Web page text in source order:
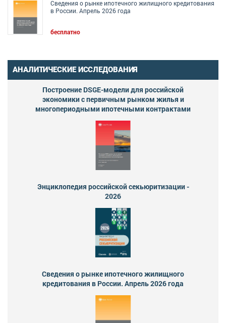
Сведения о рынке ипотечного жилищного кредитования
в России. Апрель 2026 года
бесплатно
АНАЛИТИЧЕСКИЕ ИССЛЕДОВАНИЯ
Построение DSGE-модели для российской
экономики с первичным рынком жилья и
многопериодными ипотечными контрактами
Энциклопедия российской секьюритизации -
2026
Сведения о рынке ипотечного жилищного
кредитования в России. Апрель 2026 года